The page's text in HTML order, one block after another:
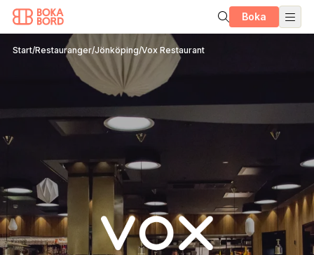
Boka
Start/Restauranger/Jönköping/Vox Restaurant